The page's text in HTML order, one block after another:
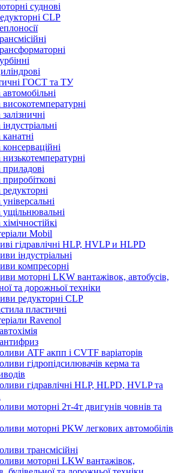
суднові
CLP
ГОСТ та ТУ
Mobil
гідравлічні HLP, HVLP и HLPD
індустріальні
компресорні
моторні LKW вантажівок, автобусів,
та дорожньої техніки
редукторні CLP
пластичні
Ravenol
ATF акпп і CVTF варіаторів
гідропідсилювачів керма та
гідравлічні HLP, HLPD, HVLP та
моторні 2т-4т двигунів човнів та
моторні PKW легкових автомобілів
трансмісійні
моторні LKW вантажівок,